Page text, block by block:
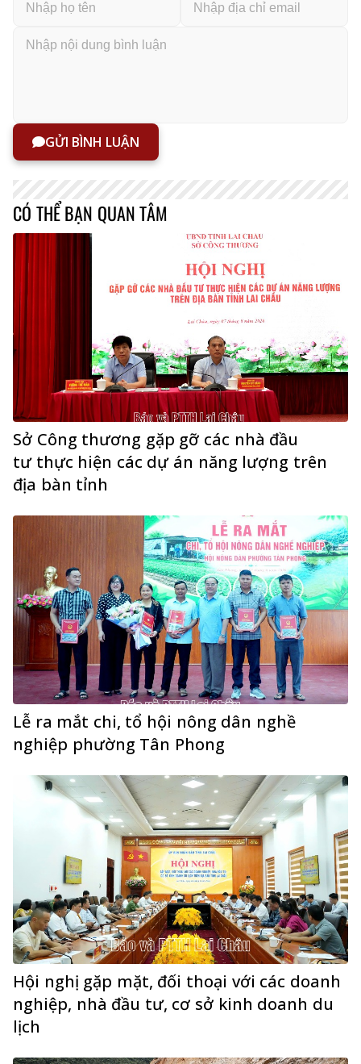
GỬI BÌNH LUẬN
CÓ THỂ BẠN QUAN TÂM
Sở Công thương gặp gỡ các nhà đầu
tư thực hiện các dự án năng lượng trên
địa bàn tỉnh
Lễ ra mắt chi, tổ hội nông dân nghề
nghiệp phường Tân Phong
Hội nghị gặp mặt, đối thoại với các doanh
nghiệp, nhà đầu tư, cơ sở kinh doanh du
lịch